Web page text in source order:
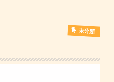
未分類